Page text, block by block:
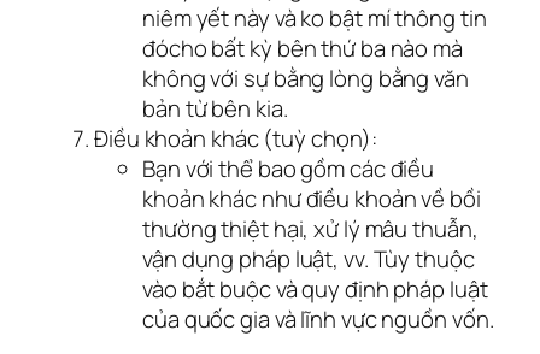
niêm yết này và ko bật mí thông tin
đócho bất kỳ bên thứ ba nào mà
không với sự bằng lòng bằng văn
bản từ bên kia.
Điều khoản khác (tuỳ chọn):
Bạn với thể bao gồm các điều
khoản khác như điều khoản về bồi
thường thiệt hại, xử lý mâu thuẫn,
vận dụng pháp luật, vv. Tùy thuộc
vào bắt buộc và quy định pháp luật
của quốc gia và lĩnh vực nguồn vốn.